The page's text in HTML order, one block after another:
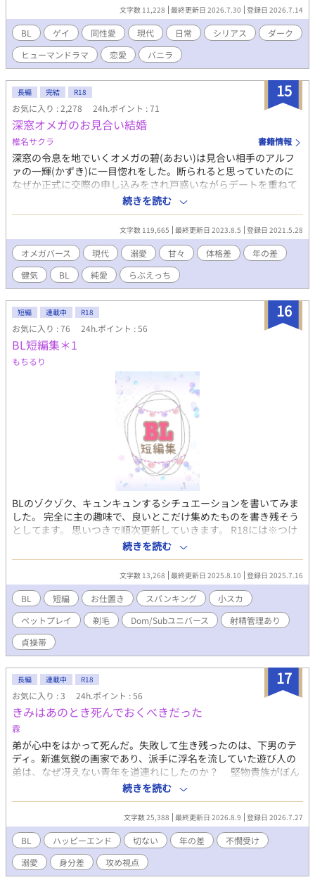
文字数 11,228 最終更新日 2026.7.30 登録日 2026.7.14
BL ゲイ 同性愛 現代 日常 シリアス
ダーク
ヒューマンドラマ
恋愛 バニラ
15
長編 完結 R18
お気に入り : 2,278 24h.ポイント : 71
深窓オメガのお見合い結婚
椎名サクラ 書籍情報
深窓の令息を地でいくオメガの碧(あおい)は見合い相手のアルフ
ァの一輝(かずき)に一目惚れをした。断られると思っていたのに
なぜか正式に交際の申し込みをされ戸惑いながらデートを重ねて
いく。紆余曲折のあるお付き合いをしながら結婚した二人だが、
碧があまりにも性的なことに無知すぎて、一輝を翻弄していきな
がら心も身体も結ばれていく話。 かつて遊び人だったアルファと
純粋培養無自覚小悪魔オメガのお見合い→新婚話となっておりま
す。 ※Rシーンには☆がついています ※オメガバース設定ですが
色々と作者都合で改ざんされております。 ※ラブラブ甘々予定で
す。 ※ムーンライトノベルズと同時掲載となっております。
続きを読む
文字数 119,665 最終更新日 2023.8.5 登録日 2021.5.28
オメガバース 現代 溺愛 甘々 体格差
年の差
健気
BL 純愛 らぶえっち
16
短編 連載中 R18
お気に入り : 76 24h.ポイント : 56
BL短編集＊1
もちるり
BLのゾクゾク、キュンキュンするシチュエーションを書いてみま
した。 完全に主の趣味で、良いとこだけ集めたものを書き残そう
としてます。 思いつきで順次更新していきます。 R18には※つけ
ます こういうの初なのでお手柔らかに〜…！ 《地雷避けに大まか
な要素書いておきます》 ☆ 2人の約束（穏やかDom×誘惑に弱い
Sub） 雄大×秋良 ［スパンキング］ ☆ ポンコツ犬の飼い主（敬
語攻め×元遊び人） 健×流星 ［ペットプレイ/小スカ/剃毛］ ☆ 籠
の中の雀（所有欲の強い溺愛攻め×恋愛初心者） 大和×雲雀 ［射
精管理/貞操帯/快楽責め］
続きを読む
文字数 13,268 最終更新日 2025.8.10 登録日 2025.7.16
BL 短編 お仕置き スパンキング
小スカ
ペットプレイ
剃毛 Dom/Subユニバース
射精管理あり
貞操帯
17
長編 連載中 R18
お気に入り : 3 24h.ポイント : 56
きみはあのとき死んでおくべきだった
霖
弟が心中をはかって死んだ。失敗して生き残ったのは、下男のテ
ディ。新進気鋭の画家であり、派手に浮名を流していた遊び人の
弟は、なぜ冴えない青年を道連れにしたのか？ 堅物貴族がぼん
やり下男にはまってめろめろになるお話です。 ※中編の予定で
す。 ※ほかのサイトにも同時に投稿しています。
続きを読む
文字数 25,388 最終更新日 2026.8.9 登録日 2026.7.27
BL ハッピーエンド 切ない 年の差
不憫受け
溺愛
身分差 攻め視点